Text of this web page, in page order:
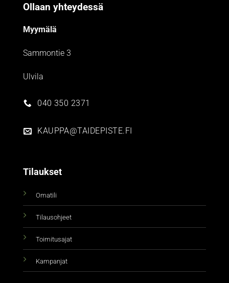
Ollaan yhteydessä
Myymälä
Sammontie 3
Ulvila
040 350 2371
KAUPPA@TAIDEPISTE.FI
Tilaukset
Omatili
Tilausohjeet
Toimitusajat
Kampanjat